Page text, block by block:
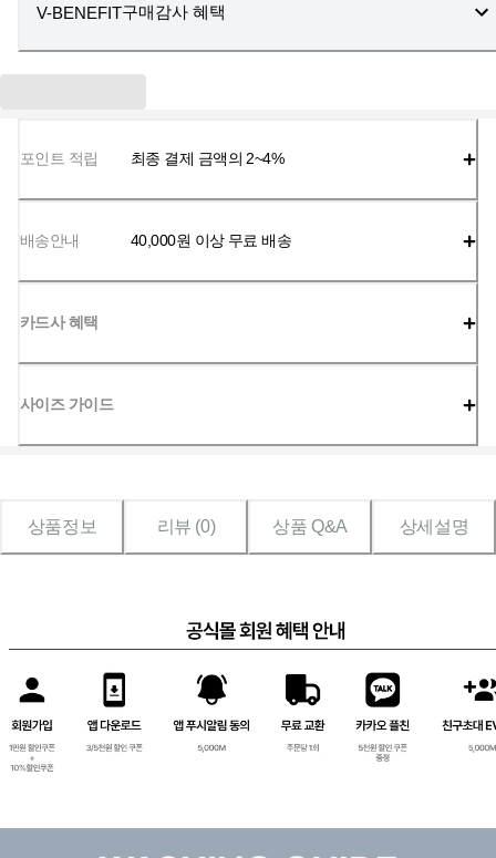
V-BENEFIT구매감사 혜택
포인트 적립 최종 결제 금액의 2~4%
배송안내 40,000원 이상 무료 배송
카드사 혜택
사이즈 가이드
상품정보 리뷰 (0) 상품 Q&A 상세설명